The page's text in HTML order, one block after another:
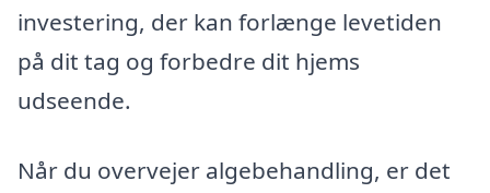
investering, der kan forlænge levetiden
på dit tag og forbedre dit hjems
udseende.
Når du overvejer algebehandling, er det